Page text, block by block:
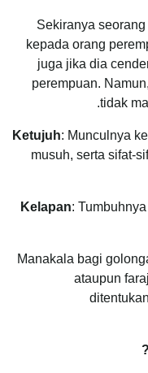
Sekiranya
kepada orang
juga jika dia
perempuan.
tidak
Ketujuh: Munculnya
musuh, serta sifat-
Kelapan:
Manakala bagi
ataupun